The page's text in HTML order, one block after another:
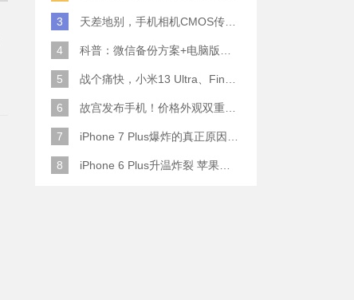
3 天差地别，手机相机CMOS传感器实际面积对比
4 科普：微信备份方案+电脑版丢失数据恢复指南
5 战个痛快，小米13 Ultra、Find X6 Pro、vivo X90 Pro+、小米12SU拍照横评
6 故宫发布手机！价格外观双重逆天！
7 iPhone 7 Plus爆炸的真正原因原来是这样
8 iPhone 6 Plus升温炸裂 苹果赔了一部全新的